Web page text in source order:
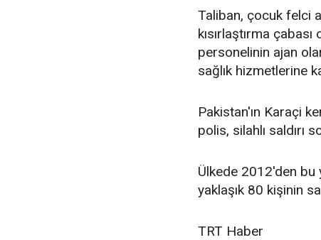
Taliban, çocuk felci
kısırlaştırma
personelinin ajan
sağlık hizmetlerine
Pakistan'ın Karaçi
polis, silahlı saldırı
Ülkede 2012'den bu
yaklaşık 80 kişinin
TRT Haber